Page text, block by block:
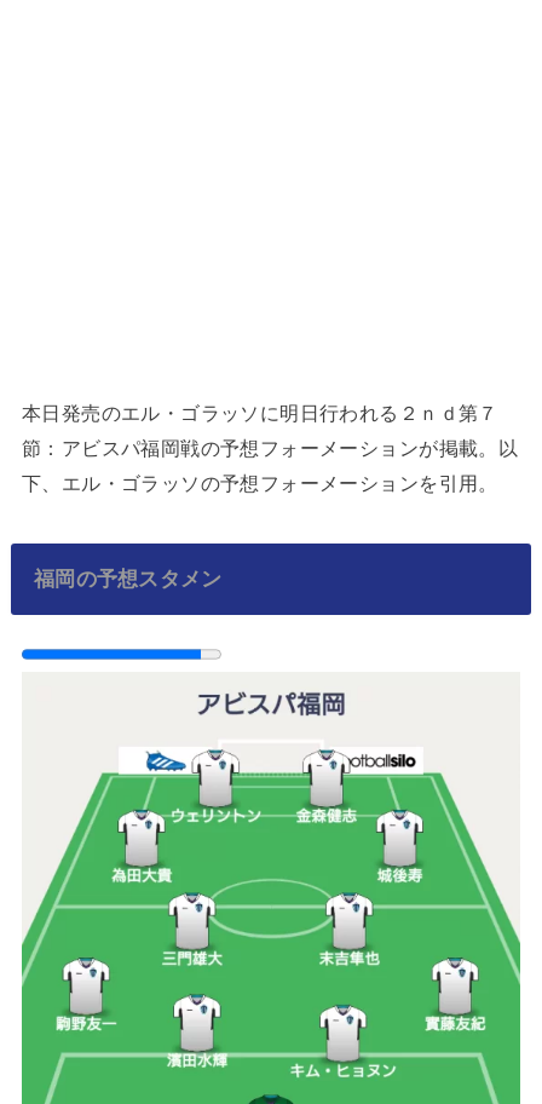
本日発売のエル・ゴラッソに明日行われる２ｎｄ第７
節：アビスパ福岡戦の予想フォーメーションが掲載。以
下、エル・ゴラッソの予想フォーメーションを引用。
福岡の予想スタメン